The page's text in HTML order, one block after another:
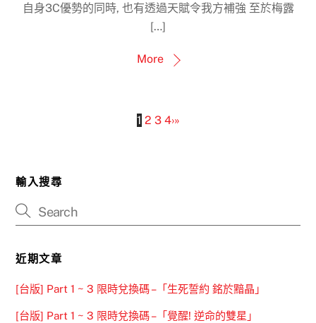
自身3C優勢的同時, 也有透過天賦令我方補強 至於梅露
[…]
More
1 2 3 4›»
輸入搜尋
近期文章
[台版] Part 1 ~ 3 限時兌換碼 –「生死誓約 銘於黯晶」
[台版] Part 1 ~ 3 限時兌換碼 –「覺醒! 逆命的雙星」